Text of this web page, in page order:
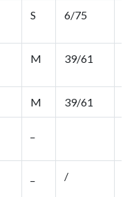
S 6/75
M 39/61
M 39/61
/